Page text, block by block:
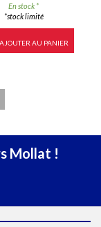
En stock *
*stock limité
AJOUTER AU PANIER
Mollat !